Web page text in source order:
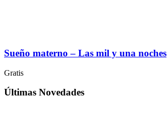
Sueño materno – Las mil y una noches
Gratis
Últimas Novedades